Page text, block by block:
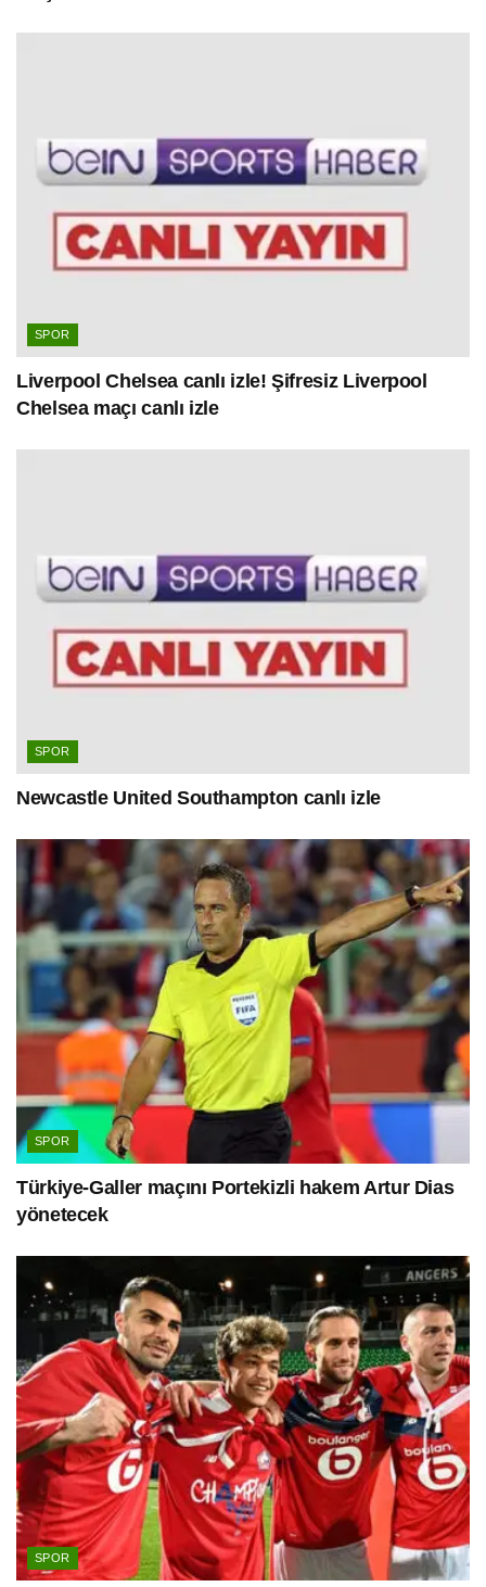
SPOR
Liverpool Chelsea canlı izle! Şifresiz Liverpool
Chelsea maçı canlı izle
SPOR
Newcastle United Southampton canlı izle
SPOR
Türkiye-Galler maçını Portekizli hakem Artur Dias
yönetecek
SPOR